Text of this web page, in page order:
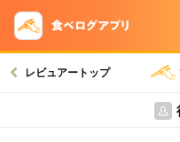
レビュアートップ